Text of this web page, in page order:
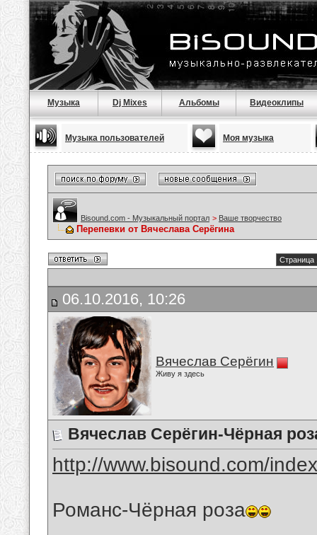
Музыка Dj Mixes Альбомы Видеоклипы
Музыка пользователей Моя музыка
Bisound.com - Музыкальный портал > Ваше творчество
Перепевки от Вячеслава Серёгина
Страница
06.10.2016, 10:26
Вячеслав Серёгин
Живу я здесь
Вячеслав Серёгин-Чёрная
http://www.bisound.com/
Романс-Чёрная роза